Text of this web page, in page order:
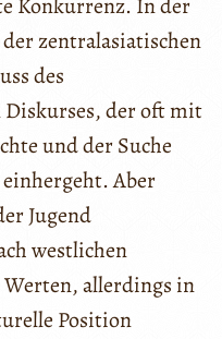
Konkurrenz. In der
zentralasiatischen
des
der oft mit
und der Suche
Aber
Jugend
westlichen
allerdings in
Position